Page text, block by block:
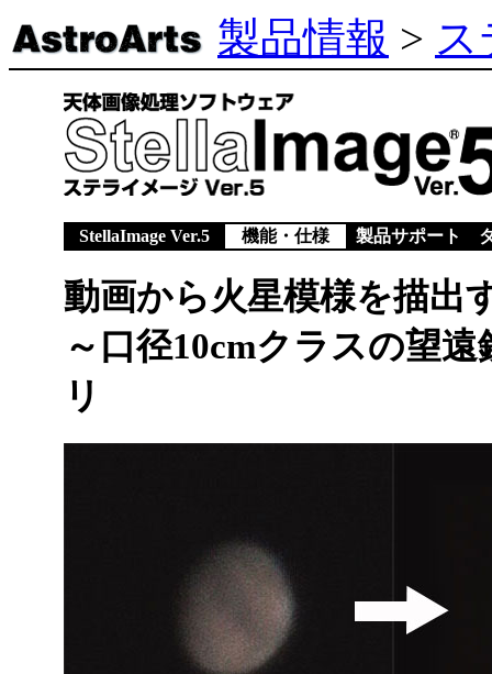
製品情報 > ス
StellaImage Ver.5 機能・仕様 製品サポート
動画から火星模様を描出
～口径10cmクラスの望
リ